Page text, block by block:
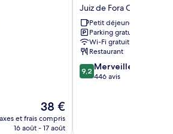
Le
nouveau
prix
38 €
et frais compris
16 août - 17 août
Residencial
Hotel
Juiz
de
Fora
Centre
Juiz de Fora Centre
Petit déjeuner gratuit
Parking gratuit
Wi-Fi gratuit
Restaurant
9.2
sur
9,2 Merveilleux
446 avis